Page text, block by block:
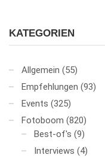
KATEGORIEN
Allgemein (55)
Empfehlungen (93)
Events (325)
Fotoboom (820)
Best-of's (9)
Interviews (4)